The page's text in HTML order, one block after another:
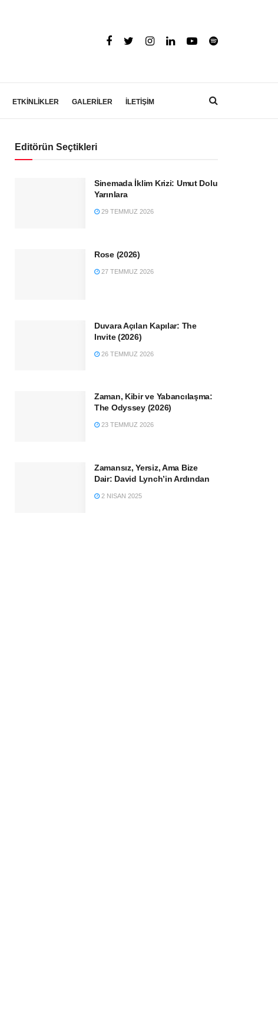
ETKİNLİKLER GALERİLER İLETİŞİM
Editörün Seçtikleri
Sinemada İklim Krizi: Umut Dolu
Yarınlara
29 TEMMUZ 2026
Rose (2026)
27 TEMMUZ 2026
Duvara Açılan Kapılar: The
Invite (2026)
26 TEMMUZ 2026
Zaman, Kibir ve Yabancılaşma:
The Odyssey (2026)
23 TEMMUZ 2026
Zamansız, Yersiz, Ama Bize
Dair: David Lynch’in Ardından
2 NISAN 2025